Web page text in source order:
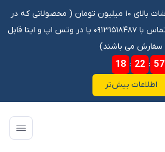
تخفیف ۵ درصد برای سفارشات بالای ۱۰ میلیون تومان ‌‌(‌‌ محصولاتی که در
سایت موجود نیستند طی تماس با ۰۹۱۳۱۵۱۸۴۸۷ یا در وتس اپ و ایتا قابل
سفارش می باشند)
18 : 22 : 57
اطلاعات بیش‌تر